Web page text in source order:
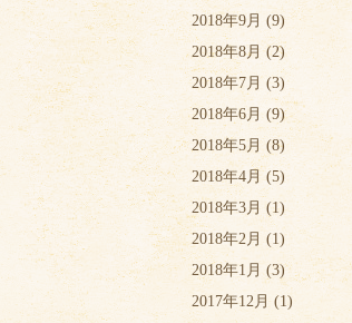
2018年9月 (9)
2018年8月 (2)
2018年7月 (3)
2018年6月 (9)
2018年5月 (8)
2018年4月 (5)
2018年3月 (1)
2018年2月 (1)
2018年1月 (3)
2017年12月 (1)